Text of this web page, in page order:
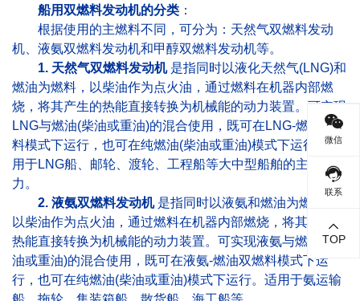
船用双燃料发动机的分类 ：
根据使用的主燃料不同，可分为：天然气双燃料发动
机、液氨双燃料发动机和甲醇双燃料发动机等。
1. 天然气双燃料发动机是指同时以液化天然气(LNG)和
燃油为燃料，以柴油作为点火油，通过燃料在机器内部燃
烧，将其产生的热能直接转换为机械能的动力装置。可实现
LNG与燃油(柴油或重油)的混合使用，既可在LNG-燃油双燃
料模式下运行，也可在纯燃油(柴油或重油)模式下运行。适
用于LNG船、邮轮、渡轮、工程船等大中型船舶的主推进动
力。
2. 液氨双燃料发动机是指同时以液氨和燃油为燃料，
以柴油作为点火油，通过燃料在机器内部燃烧，将其产生的
热能直接转换为机械能的动力装置。可实现液氨与燃油(柴
油或重油)的混合使用，既可在液氨-燃油双燃料模式下运
行，也可在纯燃油(柴油或重油)模式下运行。适用于氨运输
微信
联系
TOP